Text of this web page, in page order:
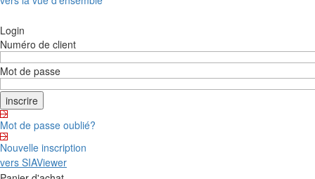
Login
Numéro de client
Mot de passe
Mot de passe oublié?
Nouvelle inscription
vers SIAViewer